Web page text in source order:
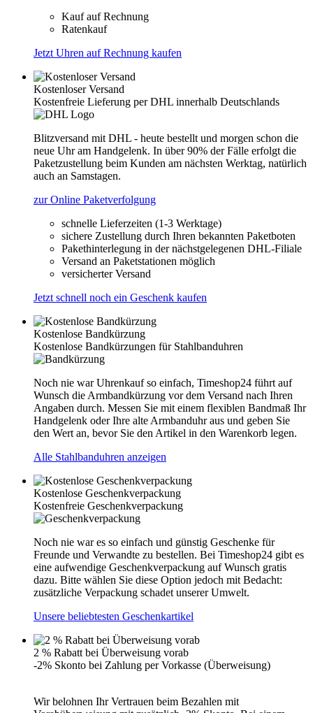
Kauf auf Rechnung
Ratenkauf
Jetzt Uhren auf Rechnung kaufen
Kostenloser Versand
Kostenfreie Lieferung per DHL innerhalb Deutschlands
Blitzversand mit DHL - heute bestellt und morgen schon die
neue Uhr am Handgelenk. In über 90% der Fälle erfolgt die
Paketzustellung beim Kunden am nächsten Werktag, natürlich
auch an Samstagen.
zur Online Paketverfolgung
schnelle Lieferzeiten (1-3 Werktage)
sichere Zustellung durch Ihren bekannten Paketboten
Pakethinterlegung in der nächstgelegenen DHL-Filiale
Versand an Paketstationen möglich
versicherter Versand
Jetzt schnell noch ein Geschenk kaufen
Kostenlose Bandkürzung
Kostenlose Bandkürzungen für Stahlbanduhren
Noch nie war Uhrenkauf so einfach, Timeshop24 führt auf
Wunsch die Armbandkürzung vor dem Versand nach Ihren
Angaben durch. Messen Sie mit einem flexiblen Bandmaß Ihr
Handgelenk oder Ihre alte Armbanduhr aus und geben Sie
den Wert an, bevor Sie den Artikel in den Warenkorb legen.
Alle Stahlbanduhren anzeigen
Kostenlose Geschenkverpackung
Kostenfreie Geschenkverpackung
Noch nie war es so einfach und günstig Geschenke für
Freunde und Verwandte zu bestellen. Bei Timeshop24 gibt es
eine aufwendige Geschenkverpackung auf Wunsch gratis
dazu. Bitte wählen Sie diese Option jedoch mit Bedacht:
zusätzliche Verpackung schadet unserer Umwelt.
Unsere beliebtesten Geschenkartikel
2 % Rabatt bei Überweisung vorab
-2% Skonto bei Zahlung per Vorkasse (Überweisung)
Wir belohnen Ihr Vertrauen beim Bezahlen mit